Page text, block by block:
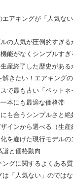
エアキングが「人気な
の人気が圧倒的すぎる
能がなくシンプルすぎ
産終了した歴史がある
解きたい！エアキング
で最も古い「ペット
本にも最適な価格帯
も合うシンプルさと絶
インから選べる（生産
を遂げた現行モデルの
譜と価格動向
グに関するよくある質
「人気ない」のではな